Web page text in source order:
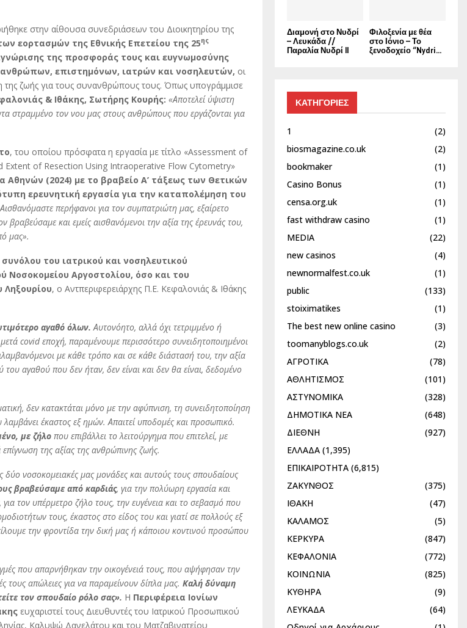
στην αίθουσα συνεδριάσεων του Διοικητηρίου της
εορτασμών της Εθνικής Επετείου της 25ης
της προσφοράς τους και ευγνωμοσύνης
επιστημόνων, ιατρών και νοσηλευτών, οι
της ζωής για τους συνανθρώπους τους. Όπως υπογράμμισε
& Ιθάκης, Σωτήρης Κουρής: «Αποτελεί ύψιστη
στραμμένο τον νου μας στους ανθρώπους που εργάζονται για
, του οποίου πρόσφατα η εργασία με τίτλο «Assessment of
Extent of Resection Using Intraoperative Flow Cytometry»
Αθηνών (2024) με το βραβείο Α’ τάξεως των Θετικών
ερευνητική εργασία για την καταπολέμηση του
περήφανοι για τον συμπατριώτη μας, εξαίρετο
βραβεύσαμε και εμείς αισθανόμενοι την αξία της έρευνάς του,
μας».
του ιατρικού και νοσηλευτικού
Νοσοκομείου Αργοστολίου, όσο και του
Ληξουρίου, ο Αντπεριφερειάρχης Π.Ε. Κεφαλονιάς & Ιθάκης
αγαθό όλων. Αυτονόητο, αλλά όχι τετριμμένο ή
covid εποχή, παραμένουμε περισσότερο συνειδητοποιημένοι
με κάθε τρόπο και σε κάθε διάστασή του, την αξία
αγαθού που δεν ήταν, δεν είναι και δεν θα είναι, δεδομένο
δεν κατακτάται μόνο με την αφύπνιση, τη συνειδητοποίηση
έκαστος εξ ημών. Απαιτεί υποδομές και προσωπικό.
με ζήλο που επιβάλλει το λειτούργημα που επιτελεί, με
της αξίας της ανθρώπινης ζωής.
δύο νοσοκομειακές μας μονάδες και αυτούς τους σπουδαίους
βραβεύσαμε από καρδιάς, για την πολύωρη εργασία και
τον υπέρμετρο ζήλο τους, την ευγένεια και το σεβασμό που
τους, έκαστος στο είδος του και γιατί σε πολλούς εξ
την φροντίδα την δική μας ή κάποιου κοντινού προσώπου
που απαρνήθηκαν την οικογένειά τους, που αψήφησαν την
τους απώλειες για να παραμείνουν δίπλα μας. Καλή δύναμη
τον σπουδαίο ρόλο σας». Η Περιφέρεια Ιονίων
ευχαριστεί τους Διευθυντές του Ιατρικού Προσωπικού
Καλυψώ Δανελάτου και του Ματζαβινατείου
Διαμονή στο Νυδρί
– Λευκάδα //
Παραλία Νυδρί II
Φιλοξενία με θέα
στο Ιόνιο – Το
ξενοδοχείο “Nydri...
ΚΑΤΗΓΟΡΙΕΣ
1
(2)
biosmagazine.co.uk
(2)
bookmaker
(1)
Casino Bonus
(1)
censa.org.uk
(1)
fast withdraw casino
(1)
MEDIA
(22)
new casinos
(4)
newnormalfest.co.uk
(1)
public
(133)
stoiximatikes
(1)
The best new online casino
(3)
toomanyblogs.co.uk
(2)
ΑΓΡΟΤΙΚΑ
(78)
ΑΘΛΗΤΙΣΜΟΣ
(101)
ΑΣΤΥΝΟΜΙΚΑ
(328)
ΔΗΜΟΤΙΚΑ ΝΕΑ
(648)
ΔΙΕΘΝΗ
(927)
ΕΛΛΑΔΑ (1,395)
ΕΠΙΚΑΙΡΟΤΗΤΑ (6,815)
ΖΑΚΥΝΘΟΣ
(375)
ΙΘΑΚΗ
(47)
ΚΑΛΑΜΟΣ
(5)
ΚΕΡΚΥΡΑ
(847)
ΚΕΦΑΛΟΝΙΑ
(772)
ΚΟΙΝΩΝΙΑ
(825)
ΚΥΘΗΡΑ
(9)
ΛΕΥΚΑΔΑ
(64)